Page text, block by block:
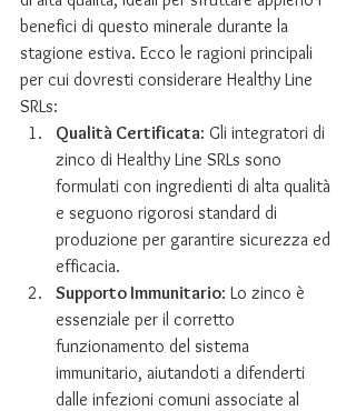
benefici di questo minerale durante la
stagione estiva. Ecco le ragioni principali
per cui dovresti considerare Healthy Line
SRLs:
Qualità Certificata: Gli integratori di
zinco di Healthy Line SRLs sono
formulati con ingredienti di alta qualità
e seguono rigorosi standard di
produzione per garantire sicurezza ed
efficacia.
Supporto Immunitario: Lo zinco è
essenziale per il corretto
funzionamento del sistema
immunitario, aiutandoti a difenderti
dalle infezioni comuni associate al